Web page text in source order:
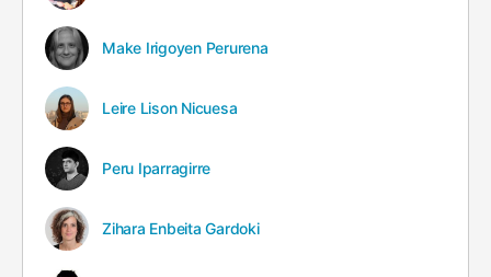
Make Irigoyen Perurena
Leire Lison Nicuesa
Peru Iparragirre
Zihara Enbeita Gardoki